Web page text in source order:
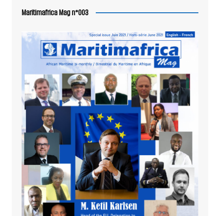
Maritimafrica Mag n°003